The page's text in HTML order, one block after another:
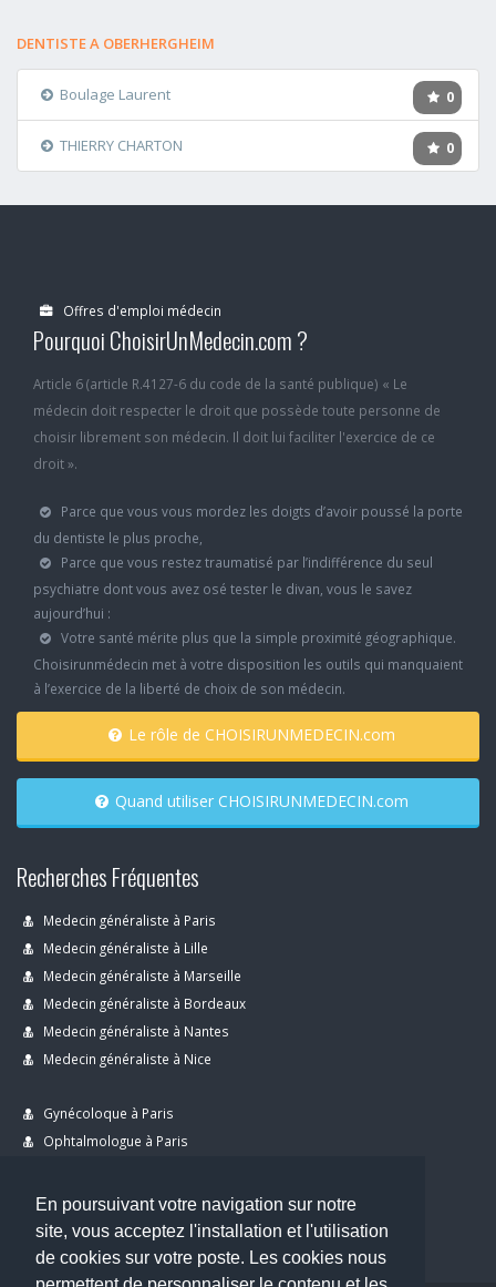
En poursuivant votre navigation sur notre
site, vous acceptez l'installation et l'utilisation
de cookies sur votre poste. Les cookies nous
DENTISTE A OBERHERGHEIM
0
Boulage Laurent
0
THIERRY CHARTON
Offres d'emploi médecin
Pourquoi ChoisirUnMedecin.com ?
Article 6 (article R.4127-6 du code de la santé publique) « Le
médecin doit respecter le droit que possède toute personne de
choisir librement son médecin. Il doit lui faciliter l'exercice de ce
droit ».
Parce que vous vous mordez les doigts d’avoir poussé la porte
du dentiste le plus proche,
Parce que vous restez traumatisé par l’indifférence du seul
psychiatre dont vous avez osé tester le divan, vous le savez
aujourd’hui :
Votre santé mérite plus que la simple proximité géographique.
Choisirunmédecin met à votre disposition les outils qui manquaient
à l’exercice de la liberté de choix de son médecin.
Le rôle de CHOISIRUNMEDECIN.com
Quand utiliser CHOISIRUNMEDECIN.com
Recherches Fréquentes
Medecin généraliste à Paris
Medecin généraliste à Lille
Medecin généraliste à Marseille
Medecin généraliste à Bordeaux
Medecin généraliste à Nantes
Medecin généraliste à Nice
Gynécoloque à Paris
Ophtalmologue à Paris
Dentiste à Paris